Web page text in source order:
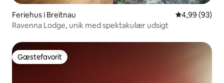
Feriehus i Breitnau 4,99 ud af 5 i
4,99 (93)
Ravenna Lodge, unik med spektakulær udsigt
Gæstefavorit
Gæstefavorit